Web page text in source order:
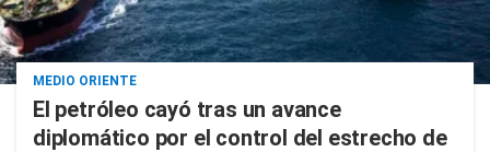
MEDIO ORIENTE
El petróleo cayó tras un avance
diplomático por el control del estrecho de